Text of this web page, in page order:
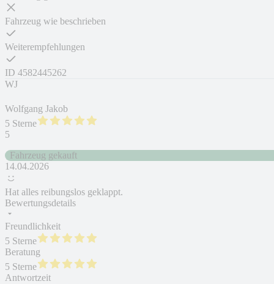
Fahrzeug wie beschrieben
Weiterempfehlungen
ID 4582445262
WJ
Wolfgang Jakob
5 Sterne
5
Fahrzeug gekauft
14.04.2026
Hat alles reibungslos geklappt.
Bewertungsdetails
Freundlichkeit
5 Sterne
Beratung
5 Sterne
Antwortzeit